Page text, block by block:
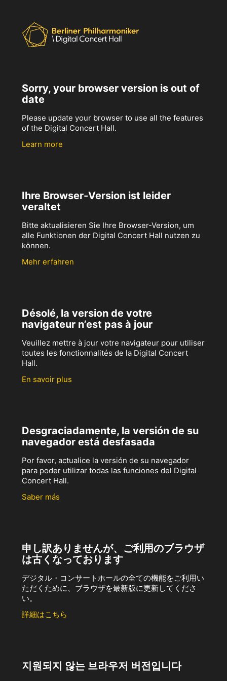
Sorry, your browser version is out of
date
Please update your browser to use all the features
of the Digital Concert Hall.
Learn more
Ihre Browser-Version ist leider
veraltet
Bitte aktualisieren Sie Ihre Browser-Version, um
alle Funktionen der Digital Concert Hall nutzen zu
können.
Mehr erfahren
Désolé, la version de votre
navigateur n’est pas à jour
Veuillez mettre à jour votre navigateur pour utiliser
toutes les fonctionnalités de la Digital Concert
Hall.
En savoir plus
Desgraciadamente, la versión de su
navegador está desfasada
Por favor, actualice la versión de su navegador
para poder utilizar todas las funciones del Digital
Concert Hall.
Saber más
申し訳ありませんが、ご利用のブラウザ
は古くなっております
デジタル・コンサートホールの全ての機能をご利用い
ただくために、ブラウザを最新版に更新してくださ
い。
詳細はこちら
지원되지 않는 브라우저 버전입니다